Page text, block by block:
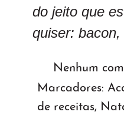
do jeito que
quiser:
Nenhum
Marcadores:
de receitas,